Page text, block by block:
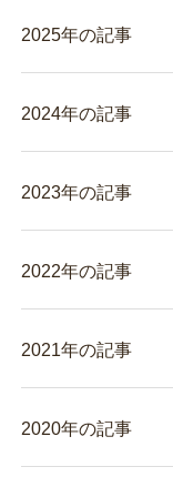
2025年の記事
2024年の記事
2023年の記事
2022年の記事
2021年の記事
2020年の記事